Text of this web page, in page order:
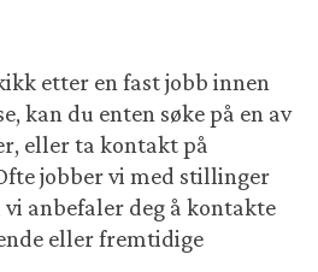
etter en fast jobb innen
kan du enten søke på en av
eller ta kontakt på
jobber vi med stillinger
vi anbefaler deg å kontakte
eller fremtidige